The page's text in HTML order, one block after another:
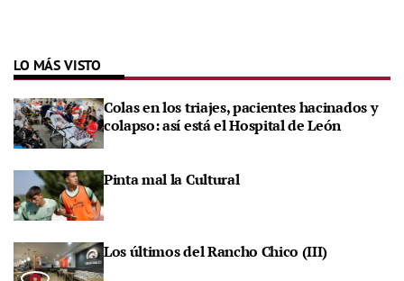
LO MÁS VISTO
Colas en los triajes, pacientes hacinados y
colapso: así está el Hospital de León
Pinta mal la Cultural
Los últimos del Rancho Chico (III)